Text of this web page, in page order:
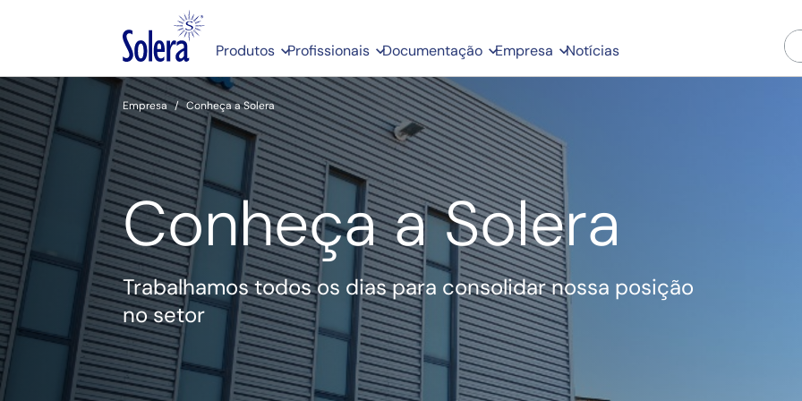
Produtos Profissionais Documentação Empresa Notícias
Empresa Conheça a Solera
Conheça a Solera
Trabalhamos todos os dias para consolidar nossa posição
no setor